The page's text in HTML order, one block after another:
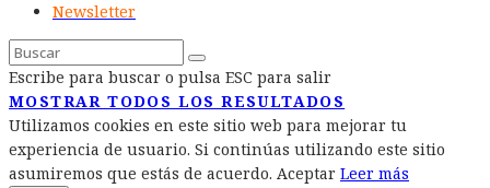
Newsletter
Escribe para buscar o pulsa ESC para salir
MOSTRAR TODOS LOS RESULTADOS
Utilizamos cookies en este sitio web para mejorar tu
experiencia de usuario. Si continúas utilizando este sitio
asumiremos que estás de acuerdo. Aceptar Leer más